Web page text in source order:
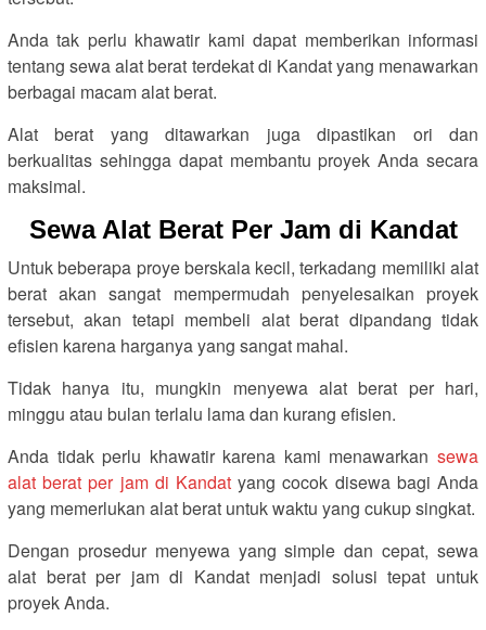
Anda tak perlu khawatir kami dapat memberikan informasi
tentang sewa alat berat terdekat di Kandat yang menawarkan
berbagai macam alat berat.
Alat berat yang ditawarkan juga dipastikan ori dan
berkualitas sehingga dapat membantu proyek Anda secara
maksimal.
Sewa Alat Berat Per Jam di Kandat
Untuk beberapa proye berskala kecil, terkadang memiliki alat
berat akan sangat mempermudah penyelesaikan proyek
tersebut, akan tetapi membeli alat berat dipandang tidak
efisien karena harganya yang sangat mahal.
Tidak hanya itu, mungkin menyewa alat berat per hari,
minggu atau bulan terlalu lama dan kurang efisien.
Anda tidak perlu khawatir karena kami menawarkan sewa
alat berat per jam di Kandat yang cocok disewa bagi Anda
yang memerlukan alat berat untuk waktu yang cukup singkat.
Dengan prosedur menyewa yang simple dan cepat, sewa
alat berat per jam di Kandat menjadi solusi tepat untuk
proyek Anda.